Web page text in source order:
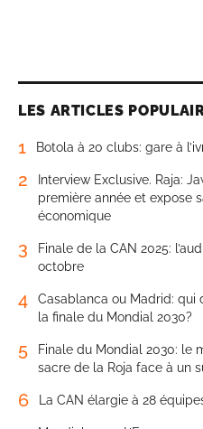
LES ARTICLES
1 Botola à 20 clubs: gare à
2
Interview Exclusive. Raja:
première année et expose
économique
3
Finale de la CAN 2025:
octobre
4
Casablanca ou Madrid:
la finale du Mondial 2030?
5
Finale du Mondial 2030: le
sacre de la Roja face à un
6 La CAN élargie à 28